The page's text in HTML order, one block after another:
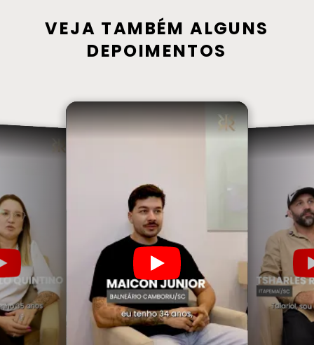
VEJA TAMBÉM ALGUNS
DEPOIMENTOS